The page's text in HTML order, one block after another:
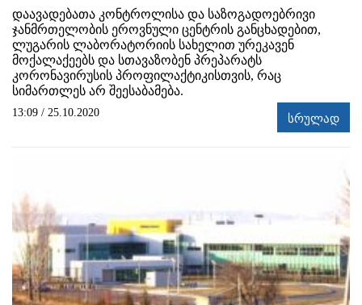
დაავადებათა კონტროლისა და საზოგადოებრივი
ჯანმრთელობის ეროვნული ცენტრის განცხადებით,
ლუგარის ლაბორატორიის სახელით ურეკავენ
მოქალაქეებს და სთავაზობენ პრეპარატს
კორონავირუსის პროფილაქტიკისთვის, რაც
სიმართლეს არ შეესაბამება.
13:09 / 25.10.2020 სრულად